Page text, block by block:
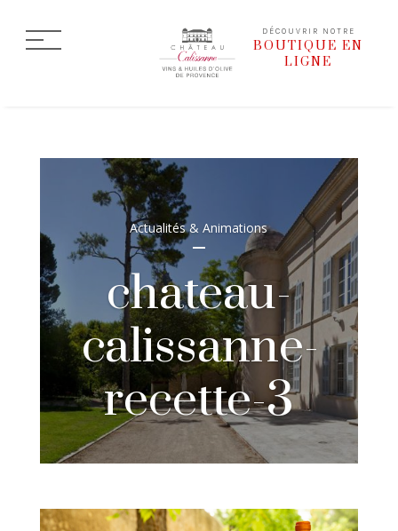
DÉCOUVRIR NOTRE
BOUTIQUE EN
LIGNE
Actualités & Animations
chateau-
calissanne-
recette-3